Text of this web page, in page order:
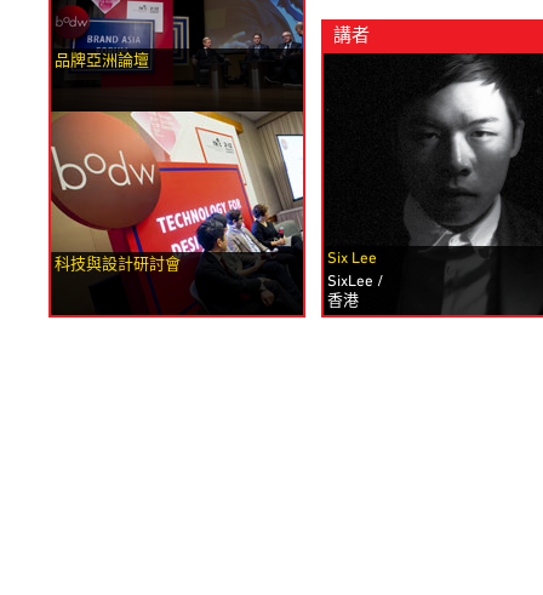
品牌亞洲論壇
科技與設計研討會
講者
Six Lee
SixLee /
香港